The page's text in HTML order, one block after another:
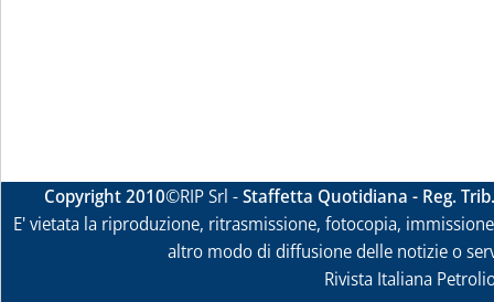
Copyright 2010©RIP Srl -Staffetta Quotidiana - Reg.
E' vietata la riproduzione, ritrasmissione, fotocopia,
altro modo di diffusione delle notizie o
Rivista Italiana